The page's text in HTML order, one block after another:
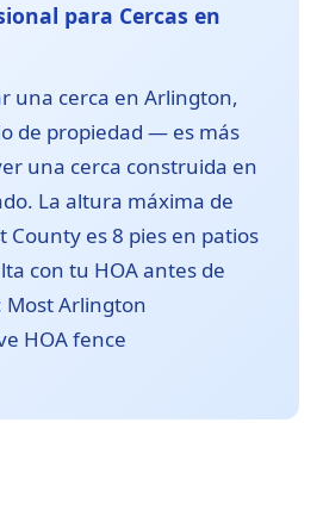
para Cercas en
una cerca en Arlington,
de propiedad — es más
una cerca construida en
La altura máxima de
County es 8 pies en patios
con tu HOA antes de
Arlington
HOA fence